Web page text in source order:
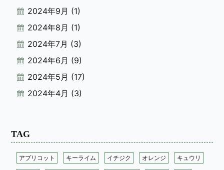
2024年9月 (1)
2024年8月 (1)
2024年7月 (3)
2024年6月 (9)
2024年5月 (17)
2024年4月 (3)
TAG
アプリコット キーライム イチジク オレンジ キュウリ